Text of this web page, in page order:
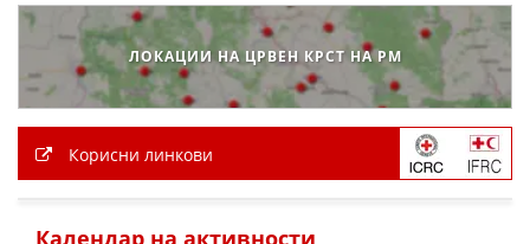
ЛОКАЦИИ НА ЦРВЕН КРСТ НА РМ
Корисни линкови
Календар на активности